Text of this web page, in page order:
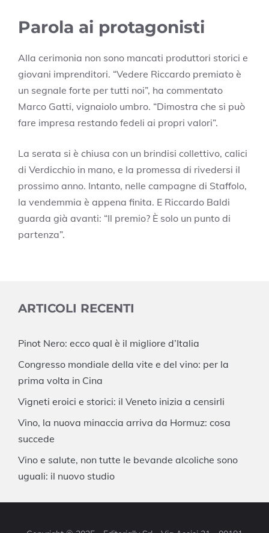
Parola ai protagonisti
Alla cerimonia non sono mancati produttori storici e
giovani imprenditori. “Vedere Riccardo premiato è
un segnale forte per tutti noi”, ha commentato
Marco Gatti, vignaiolo umbro. “Dimostra che si può
fare impresa restando fedeli ai propri valori”.
La serata si è chiusa con un brindisi collettivo, calici
di Verdicchio in mano, e la promessa di rivedersi il
prossimo anno. Intanto, nelle campagne di Staffolo,
la vendemmia è appena finita. E Riccardo Baldi
guarda già avanti: “Il premio? È solo un punto di
partenza”.
ARTICOLI RECENTI
Pinot Nero: ecco qual è il migliore d’Italia
Congresso mondiale della vite e del vino: per la
prima volta in Cina
Vigneti eroici e storici: il Veneto inizia a censirli
Vino, la nuova minaccia arriva da Hormuz: cosa
succede
Vino e salute, non tutte le bevande alcoliche sono
uguali: il nuovo studio